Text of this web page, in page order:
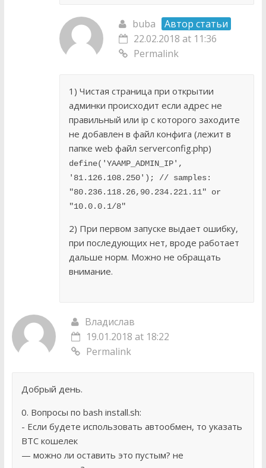
buba
Автор статьи
22.02.2018 at 11:36
Permalink
1) Чистая страница при открытии
админки происходит если адрес не
правильный или ip c которого заходите
не добавлен в файл конфига (лежит в
папке web файл serverconfig.php)
define('YAAMP_ADMIN_IP',
'81.126.108.250'); // samples:
"80.236.118.26,90.234.221.11" or
"10.0.0.1/8"
2) При первом запуске выдает ошибку,
при последующих нет, вроде работает
дальше норм. Можно не обращать
внимание.
Владислав
19.01.2018 at 18:22
Permalink
Добрый день.
0. Вопросы по bash install.sh:
- Если будете использовать автообмен, то указать
BTC кошелек
— можно ли оставить это пустым? не